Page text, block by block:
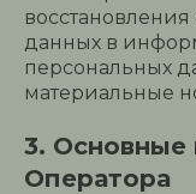
данных в
персональных
материальные
3. Основные
Оператора